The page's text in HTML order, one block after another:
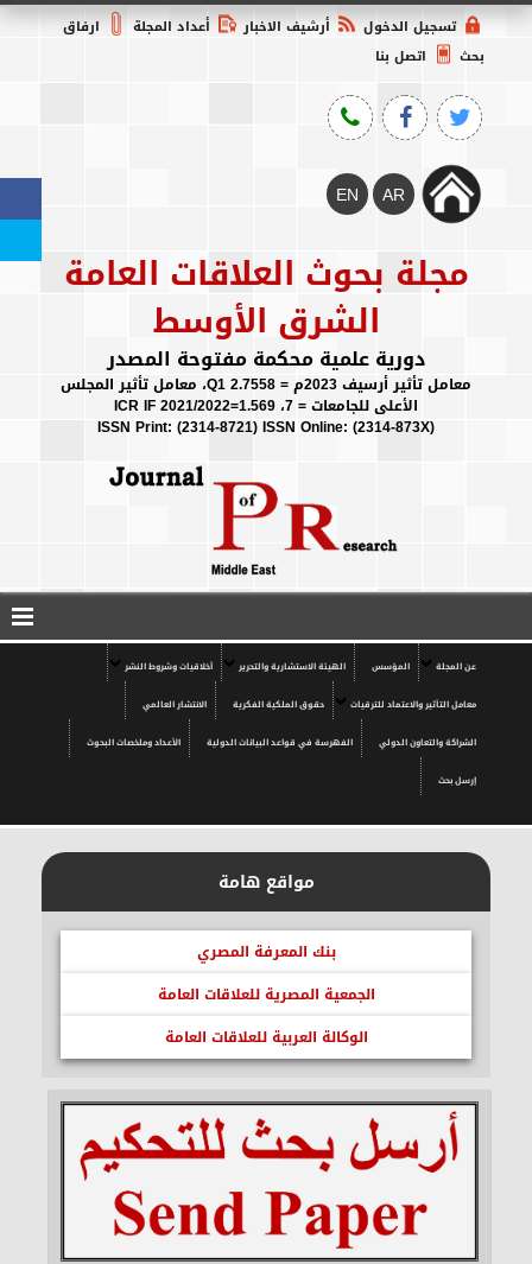
تسجيل الدخول أرشيف الاخبار أعداد المجلة
ارفاق
بحث
اتصل بنا
مجلة بحوث العلاقات العامة
الشرق الأوسط
دورية علمية محكمة مفتوحة المصدر
معامل تأثير أرسيف 2023م = 2.7558 Q1، معامل تأثير المجلس
الأعلى للجامعات = 7، ICR IF 2021/2022=1.569
(ISSN Print: (2314-8721) ISSN Online: (2314-873X
عن المجلة المؤسس الهيئة الاستشارية والتحرير أخلاقيات وشروط النشر
معامل التأثير والاعتماد للترقيات حقوق الملكية الفكرية الانتشار العالمي
الشراكة والتعاون الدولي الفهرسة في قواعد البيانات الدولية الأعداد وملخصات البحوث
إرسل بحث
مواقع هامة
بنك المعرفة المصري
الجمعية المصرية للعلاقات العامة
الوكالة العربية للعلاقات العامة